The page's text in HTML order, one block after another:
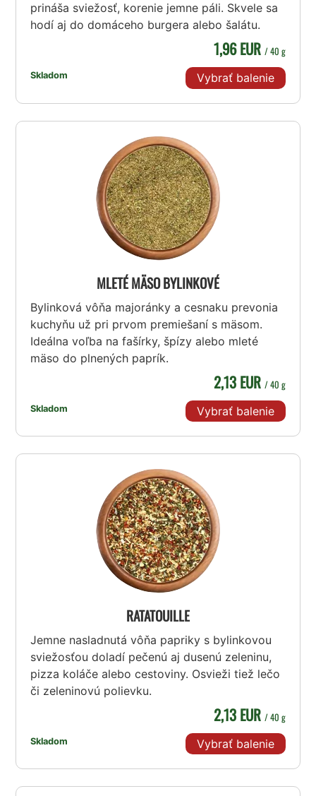
prináša sviežosť, korenie jemne páli. Skvele sa
hodí aj do domáceho burgera alebo šalátu.
Skladom
1,96 EUR / 40 g
Vybrať balenie
MLETÉ MÄSO BYLINKOVÉ
Bylinková vôňa majoránky a cesnaku prevonia
kuchyňu už pri prvom premiešaní s mäsom.
Ideálna voľba na fašírky, špízy alebo mleté
mäso do plnených paprík.
Skladom
2,13 EUR / 40 g
Vybrať balenie
RATATOUILLE
Jemne nasladnutá vôňa papriky s bylinkovou
sviežosťou doladí pečenú aj dusenú zeleninu,
pizza koláče alebo cestoviny. Osvieži tiež lečo
či zeleninovú polievku.
Skladom
2,13 EUR / 40 g
Vybrať balenie